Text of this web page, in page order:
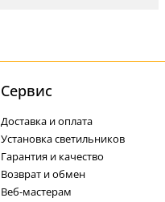
Cервис
Доставка и оплата
Установка светильников
Гарантия и качество
Возврат и обмен
Веб-мастерам